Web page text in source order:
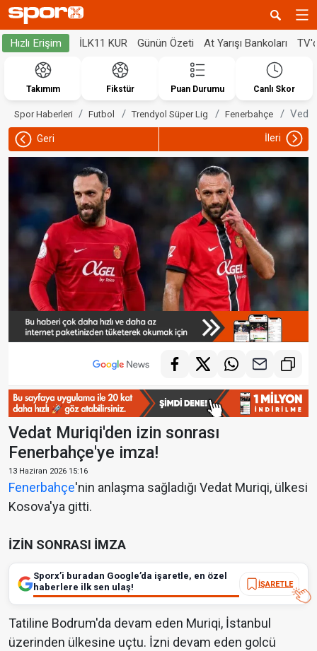
Hızlı Erişim İLK11 KUR Günün Özeti At Yarışı Bankoları
Takımım Fikstür Puan Durumu Canlı Skor
Spor Haberleri Futbol Trendyol Süper Lig Fenerbahçe
Geri İleri
Vedat Muriqi'den izin sonrası
Fenerbahçe'ye imza!
13 Haziran 2026 15:16
Fenerbahçe'nin anlaşma sağladığı Vedat Muriqi, ülkesi
Kosova'ya gitti.
İZİN SONRASI İMZA
Sporx’i buradan Google’da işaretle, en özel
haberlere ilk sen ulaş!
İŞARETLE
Tatiline Bodrum'da devam eden Muriqi, İstanbul
üzerinden ülkesine uçtu. İzni devam eden golcü